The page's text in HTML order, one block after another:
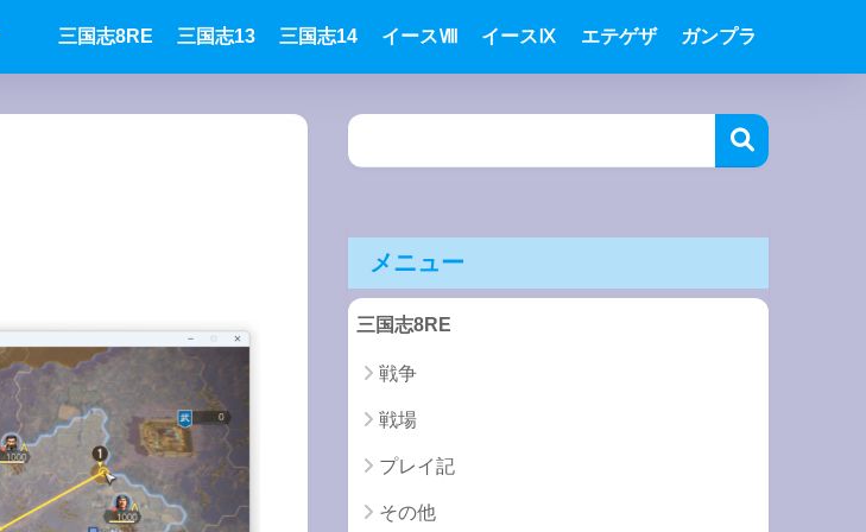
三国志8RE 三国志13 三国志14 イースⅧ イースⅨ エテゲザ ガンプラ
メニュー
三国志8RE
戦争
戦場
プレイ記
その他